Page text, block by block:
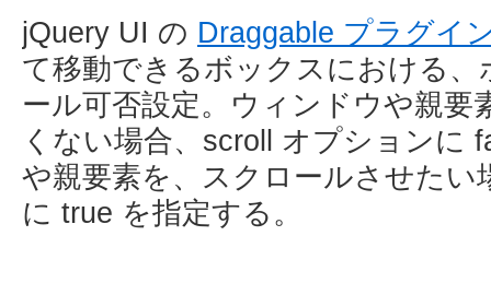
jQuery UI の Draggable プラグイ
て移動できるボックスにおける
ール可否設定。ウィンドウや親要
くない場合、scroll オプションに
や親要素を、スクロールさせたい
に true を指定する。